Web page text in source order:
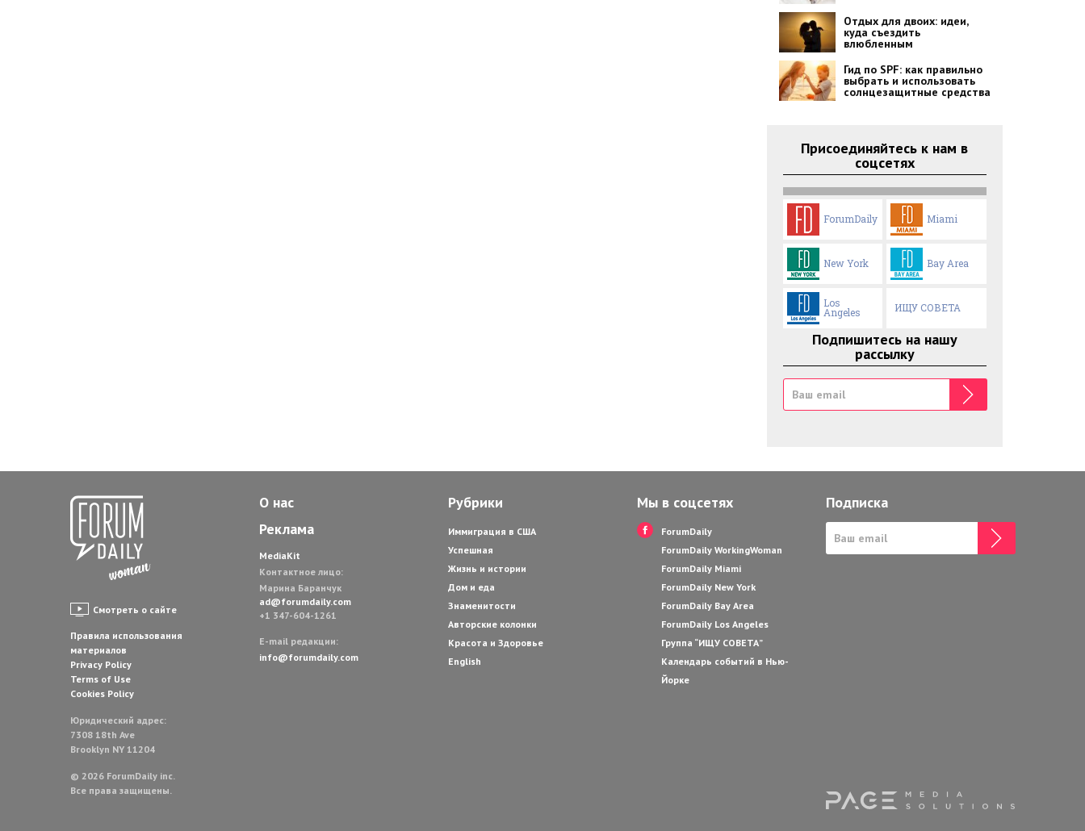
Отдых для двоих: идеи,
куда съездить
влюбленным
Гид по SPF: как правильно
выбрать и использовать
солнцезащитные средства
Присоединяйтесь к нам в
соцсетях
ForumDaily Miami
New York Bay Area
Los
Angeles ИЩУ СОВЕТА
Подпишитесь на нашу
рассылку
Смотреть о сайте
Правила использования
материалов
Privacy Policy
Terms of Use
Cookies Policy
Юридический адрес:
7308 18th Ave
Brooklyn NY 11204
© 2026 ForumDaily inc.
Все права защищены.
О нас
Реклама
MediaKit
Контактное лицо:
Марина Баранчук
ad@forumdaily.com
+1 347-604-1261
E-mail редакции:
info@forumdaily.com
Рубрики
Иммиграция в США
Успешная
Жизнь и истории
Дом и еда
Знаменитости
Авторские колонки
Красота и Здоровье
English
Мы в соцсетях
ForumDaily
ForumDaily WorkingWoman
ForumDaily Miami
ForumDaily New York
ForumDaily Bay Area
ForumDaily Los Angeles
Группа “ИЩУ СОВЕТА”
Календарь событий в Нью-
Йорке
Подписка